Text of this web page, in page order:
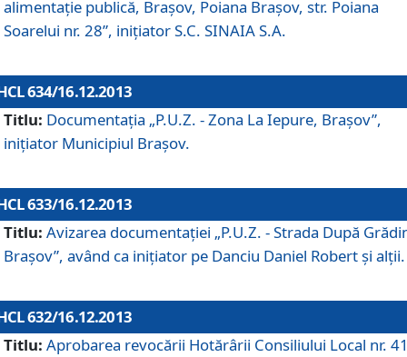
alimentaţie publică, Braşov, Poiana Braşov, str. Poiana
Soarelui nr. 28”, iniţiator S.C. SINAIA S.A.
634/16.12.2013
Titlu: Documentaţia „P.U.Z. - Zona La Iepure, Braşov”,
iniţiator Municipiul Braşov.
633/16.12.2013
Titlu: Avizarea documentaţiei „P.U.Z. - Strada După
Braşov”, având ca iniţiator pe Danciu Daniel Robert şi alţii.
632/16.12.2013
Titlu: Aprobarea revocării Hotărârii Consiliului Local nr.